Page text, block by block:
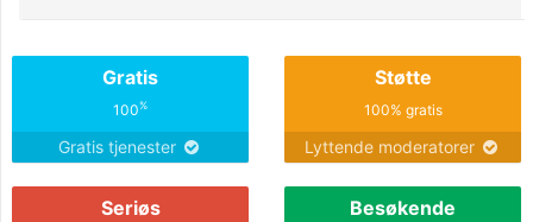
Gratis
100%
Gratis tjenester
Støtte
100% gratis
Lyttende moderatorer
Seriøs Besøkende